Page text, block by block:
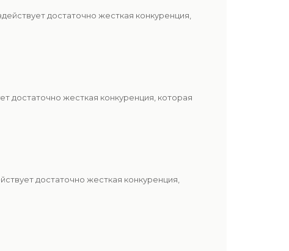
достаточно жесткая конкуренция,
достаточно жесткая конкуренция, которая
достаточно жесткая конкуренция,